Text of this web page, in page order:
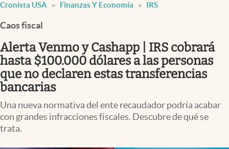
Espiritual
Streaming
Lifestyle
Cronista USA Finanzas Y Economía IRS
Caos fiscal
Alerta Venmo y Cashapp | IRS cobrará
hasta $100.000 dólares a las personas
que no declaren estas transferencias
bancarias
Una nueva normativa del ente recaudador podría acabar
con grandes infracciones fiscales. Descubre de qué se
trata.